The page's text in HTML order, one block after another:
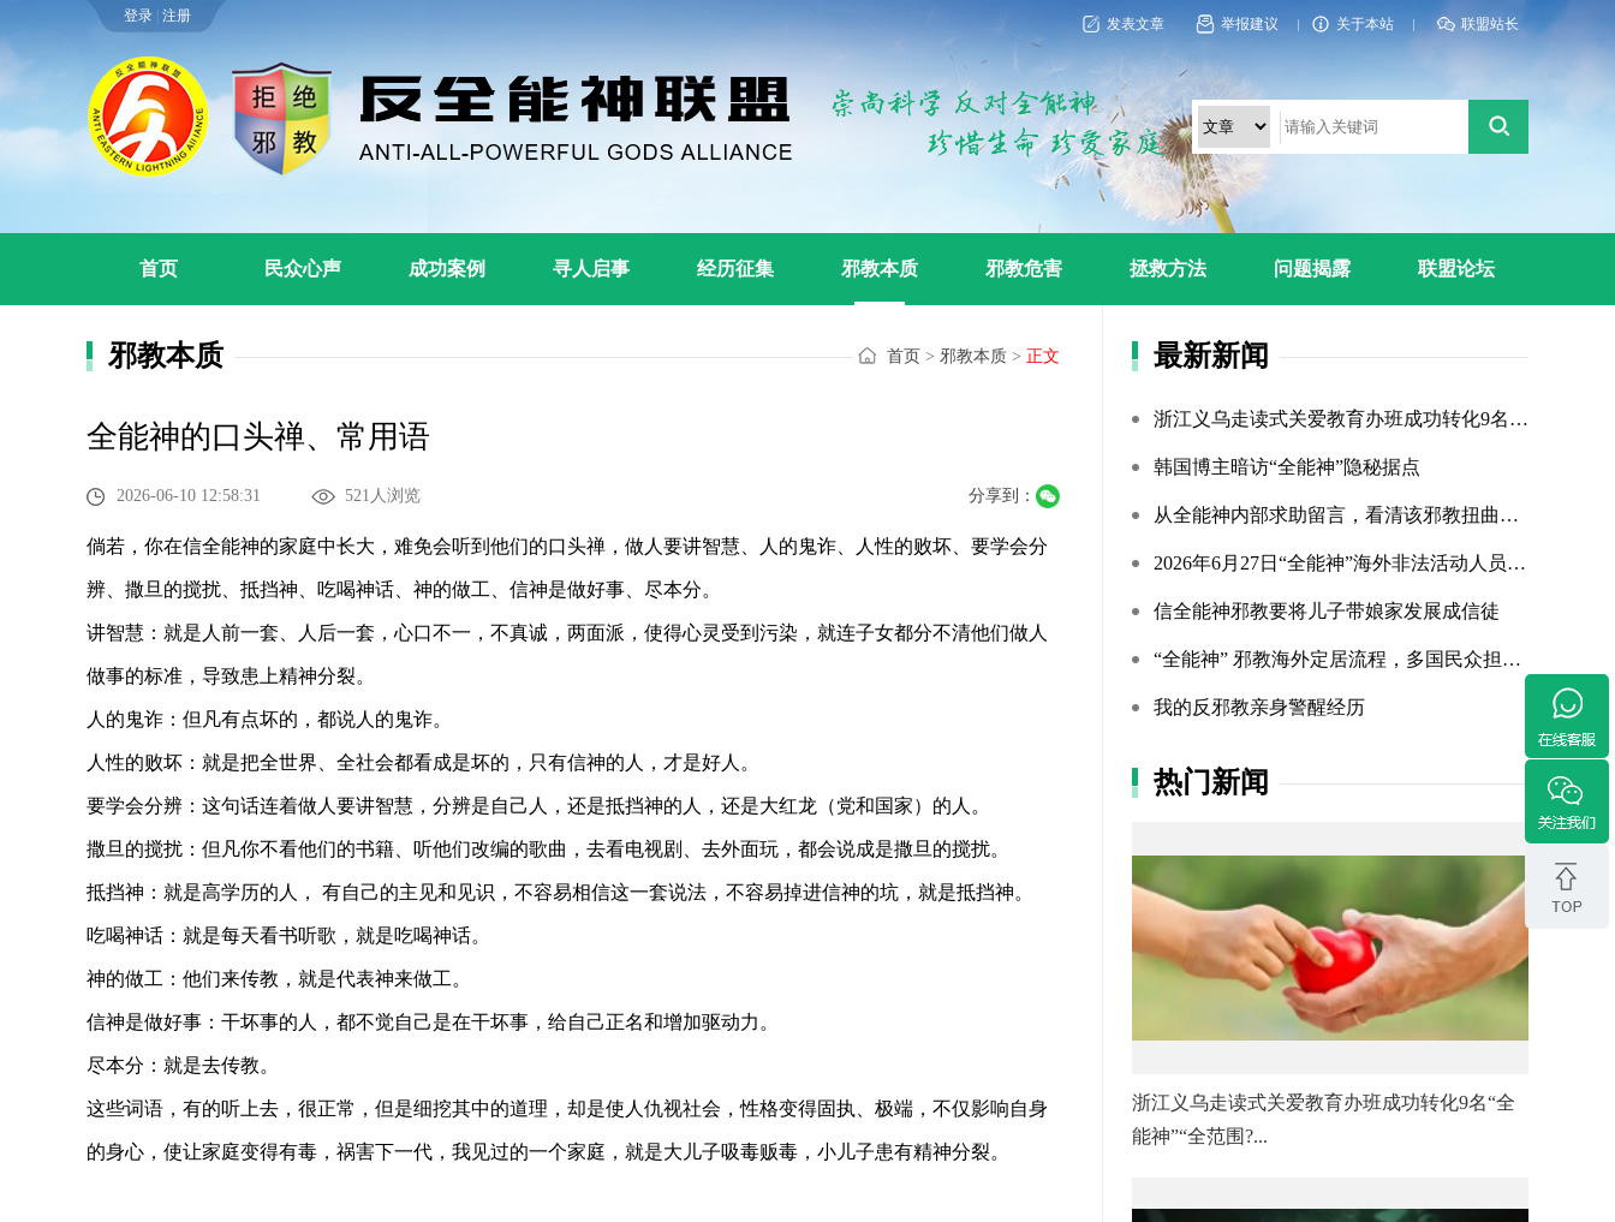
登录| 注册 发表文章 举报建议 关于本站 联盟站长
首页 民众心声 成功案例 寻人启事 经历征集 邪教本质 邪教危害 拯救方法 问题揭露 联盟论坛
首页 > 邪教本质 > 正文
邪教本质
全能神的口头禅、常用语
2026-06-10 12:58:31 521人浏览 分享到：
倘若，你在信全能神的家庭中长大，难免会听到他们的口头禅，做人要讲智慧、人的鬼诈、人性的败坏、要学会分
辨、撒旦的搅扰、抵挡神、吃喝神话、神的做工、信神是做好事、尽本分。
讲智慧：就是人前一套、人后一套，心口不一，不真诚，两面派，使得心灵受到污染，就连子女都分不清他们做人
做事的标准，导致患上精神分裂。
人的鬼诈：但凡有点坏的，都说人的鬼诈。
人性的败坏：就是把全世界、全社会都看成是坏的，只有信神的人，才是好人。
要学会分辨：这句话连着做人要讲智慧，分辨是自己人，还是抵挡神的人，还是大红龙（党和国家）的人。
撒旦的搅扰：但凡你不看他们的书籍、听他们改编的歌曲，去看电视剧、去外面玩，都会说成是撒旦的搅扰。
抵挡神：就是高学历的人， 有自己的主见和见识，不容易相信这一套说法，不容易掉进信神的坑，就是抵挡神。
吃喝神话：就是每天看书听歌，就是吃喝神话。
神的做工：他们来传教，就是代表神来做工。
信神是做好事：干坏事的人，都不觉自己是在干坏事，给自己正名和增加驱动力。
尽本分：就是去传教。
这些词语，有的听上去，很正常，但是细挖其中的道理，却是使人仇视社会，性格变得固执、极端，不仅影响自身
的身心，使让家庭变得有毒，祸害下一代，我见过的一个家庭，就是大儿子吸毒贩毒，小儿子患有精神分裂。
最新新闻
浙江义乌走读式关爱教育办班成功转化9名“全能神”“全范围?...
韩国博主暗访“全能神”隐秘据点
从全能神内部求助留言，看清该邪教扭曲的相处环境与常态化的...
2026年6月27日“全能神”海外非法活动人员照片曝光（连载109...
信全能神邪教要将儿子带娘家发展成信徒
“全能神” 邪教海外定居流程，多国民众担忧难民法遭滥用
我的反邪教亲身警醒经历
热门新闻
浙江义乌走读式关爱教育办班成功转化9名“全
能神”“全范围?...